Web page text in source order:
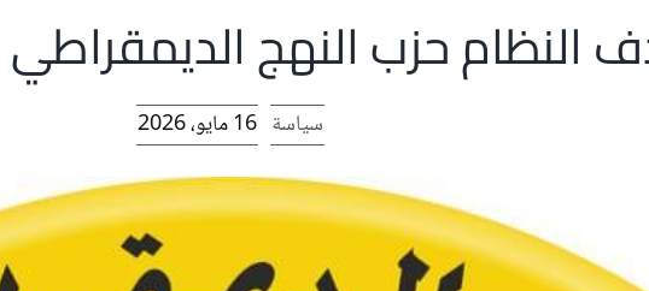
النظام حزب النهج
سياسة 16 مايو، 2026